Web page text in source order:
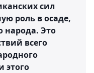
сил
роль в осаде,
народа. Это
всего
этого